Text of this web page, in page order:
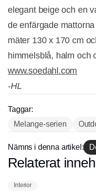
elegant beige och en
de enfärgade
mäter 130 x 170 cm
himmelsblå, halm och
www.soedahl.com
-HL
Taggar:
Melange-serien
Nämns i denna artikel:
Relaterat
Interior